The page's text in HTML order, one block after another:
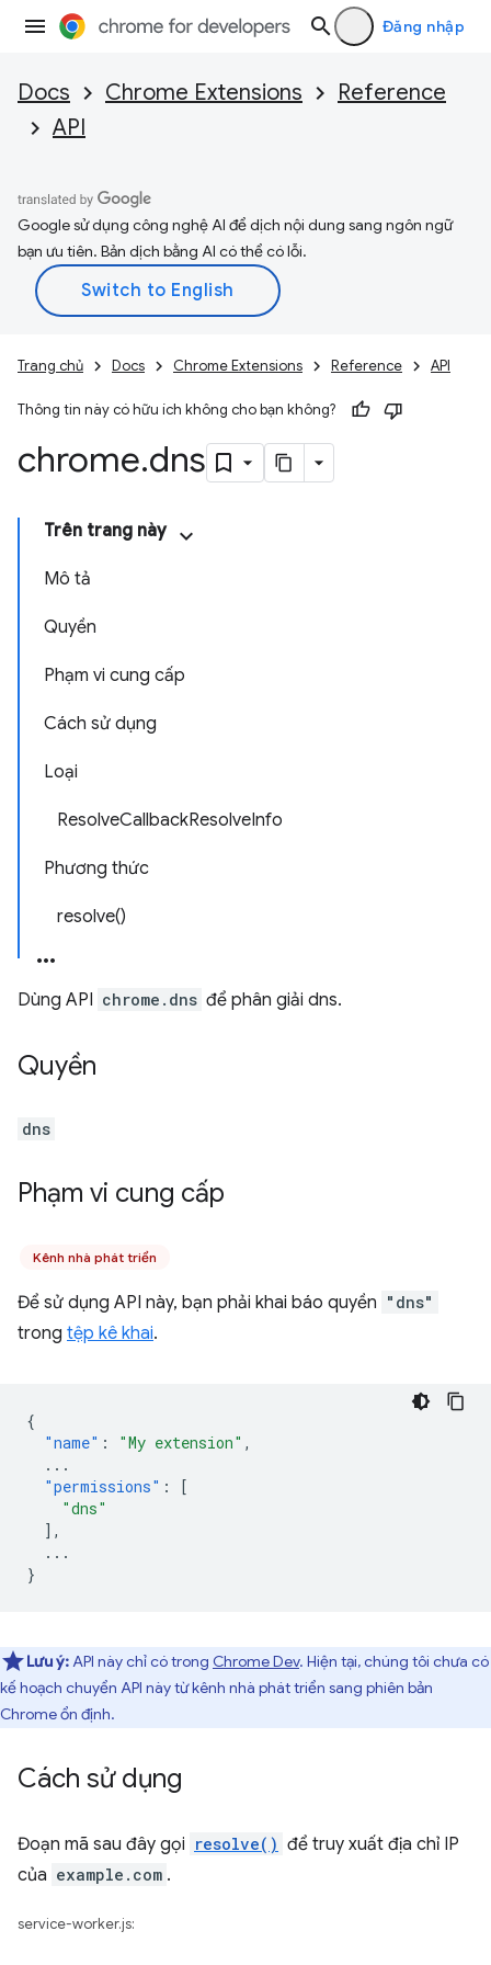
Đăng nhập
Docs Chrome Extensions
Reference
API
Google sử dụng công nghệ AI để dịch nội dung sang ngôn ngữ
bạn ưu tiên. Bản dịch bằng AI có thể có lỗi.
Trang chủ Docs Chrome Extensions Reference API
Thông tin này có hữu ích không cho bạn không?
chrome.dns
Trên trang này
Mô tả
Quyền
Phạm vi cung cấp
Cách sử dụng
Loại
ResolveCallbackResolveInfo
Phương thức
resolve()
Dùng API chrome.dns để phân giải dns.
Quyền
dns
Phạm vi cung cấp
Kênh nhà phát triển
Để sử dụng API này, bạn phải khai báo quyền "dns"
trong tệp kê khai.
{
"name" : "My extension" ,
...
"permissions" :
[
"dns"
],
...
}
Lưu ý:API này chỉ có trong Chrome Dev. Hiện tại, chúng tôi chưa có
kế hoạch chuyển API này từ kênh nhà phát triển sang phiên bản
Chrome ổn định.
Cách sử dụng
Đoạn mã sau đây gọi resolve() để truy xuất địa chỉ IP
của example.com .
service-worker.js: